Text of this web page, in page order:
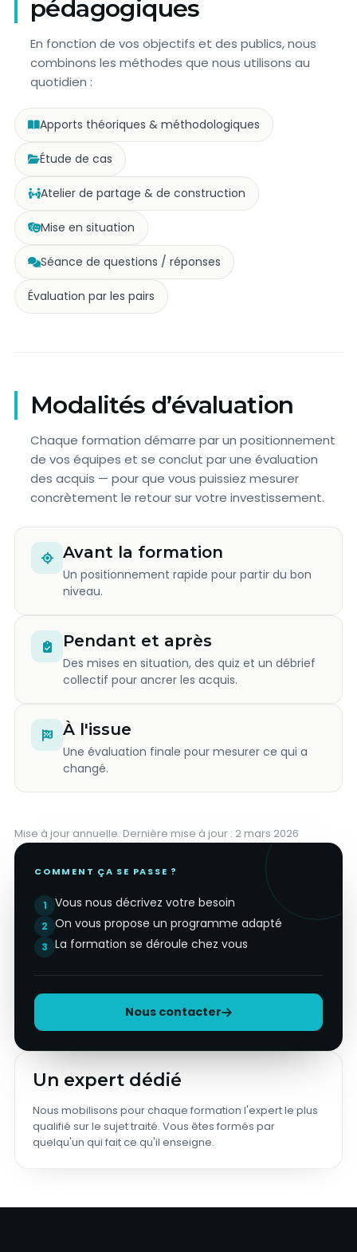
pédagogiques
En fonction de vos objectifs et des publics, nous
combinons les méthodes que nous utilisons au
quotidien :
Apports théoriques & méthodologiques
Étude de cas
Atelier de partage & de construction
Mise en situation
Séance de questions / réponses
Évaluation par les pairs
Modalités d’évaluation
Chaque formation démarre par un positionnement
de vos équipes et se conclut par une évaluation
des acquis — pour que vous puissiez mesurer
concrètement le retour sur votre investissement.
Avant la formation
Un positionnement rapide pour partir du bon
niveau.
Pendant et après
Des mises en situation, des quiz et un débrief
collectif pour ancrer les acquis.
À l'issue
Une évaluation finale pour mesurer ce qui a
changé.
Mise à jour annuelle. Dernière mise à jour : 2 mars 2026
COMMENT ÇA SE PASSE ?
1 Vous nous décrivez votre besoin
2 On vous propose un programme adapté
3 La formation se déroule chez vous
Nous contacter
Un expert dédié
Nous mobilisons pour chaque formation l'expert le plus
qualifié sur le sujet traité. Vous êtes formés par
quelqu'un qui fait ce qu'il enseigne.